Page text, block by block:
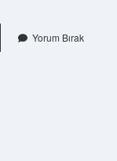
Yorum Bırak